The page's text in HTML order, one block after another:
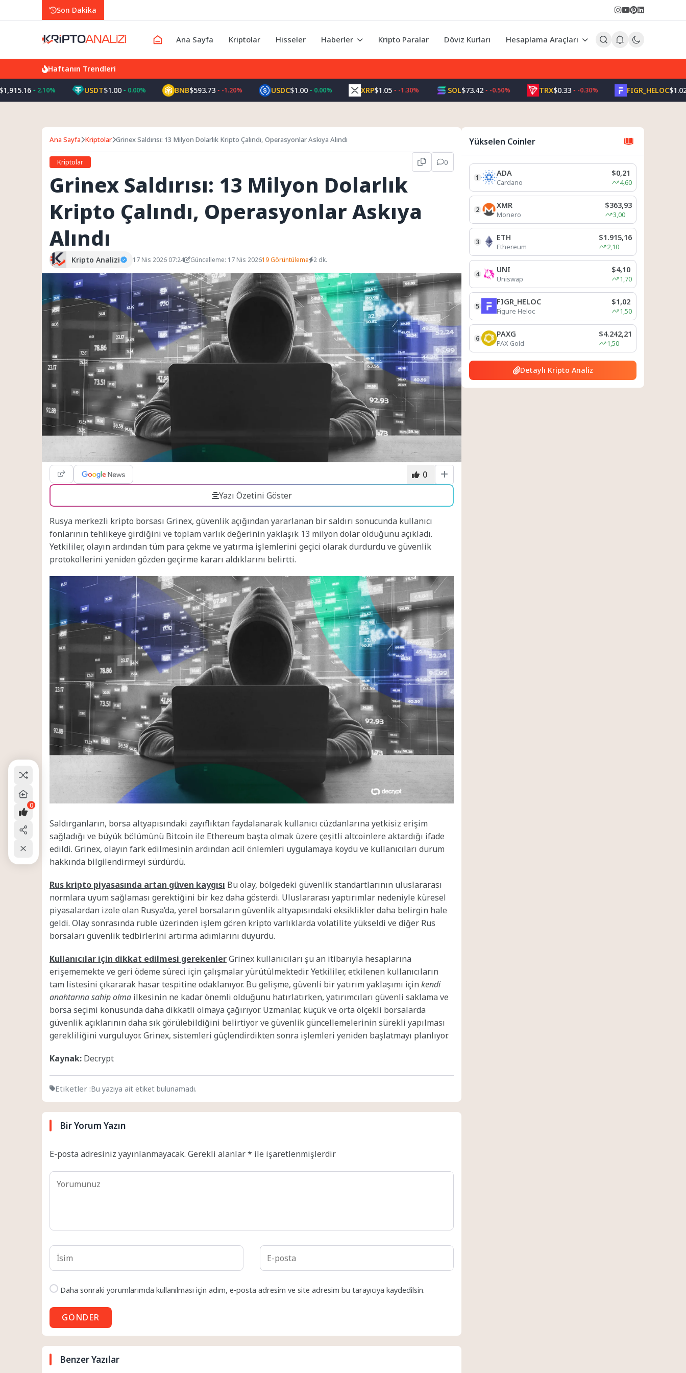
Son Dakika
Ana Sayfa Kriptolar Hisseler Haberler Kripto Paralar Döviz Kurları Hesaplama Araçları
Haftanın Trendleri
2.10% USDT$1.00 0.00% BNB$593.73 -1.20% USDC$1.00 0.00% $1.05 -1.30% SOL$73.42 -0.50% TRX$0.33 -0.30% FIGR_HELOC $1.02
Ana Sayfa Kriptolar Grinex Saldırısı: 13 Milyon Dolarlık Kripto Çalındı, Operasyonlar Askıya Alındı
Kriptolar 0
Grinex Saldırısı: 13 Milyon Dolarlık
Kripto Çalındı, Operasyonlar Askıya
Alındı
Kripto Analizi 17 Nis 2026 07:24 Güncelleme: 17 Nis 202619 Görüntüleme 2 dk.
0
Yazı Özetini Göster
Rusya merkezli kripto borsası Grinex, güvenlik açığından yararlanan bir saldırı sonucunda kullanıcı
fonlarının tehlikeye girdiğini ve toplam varlık değerinin yaklaşık 13 milyon dolar olduğunu açıkladı.
Yetkililer, olayın ardından tüm para çekme ve yatırma işlemlerini geçici olarak durdurdu ve güvenlik
protokollerini yeniden gözden geçirme kararı aldıklarını belirtti.
Saldırganların, borsa altyapısındaki zayıflıktan faydalanarak kullanıcı cüzdanlarına yetkisiz erişim
sağladığı ve büyük bölümünü Bitcoin ile Ethereum başta olmak üzere çeşitli altcoinlere aktardığı ifade
edildi. Grinex, olayın fark edilmesinin ardından acil önlemleri uygulamaya koydu ve kullanıcıları durum
hakkında bilgilendirmeyi sürdürdü.
Rus kripto piyasasında artan güven kaygısı Bu olay, bölgedeki güvenlik standartlarının uluslararası
normlara uyum sağlaması gerektiğini bir kez daha gösterdi. Uluslararası yaptırımlar nedeniyle küresel
piyasalardan izole olan Rusya’da, yerel borsaların güvenlik altyapısındaki eksiklikler daha belirgin hale
geldi. Olay sonrasında ruble üzerinden işlem gören kripto varlıklarda volatilite yükseldi ve diğer Rus
borsaları güvenlik tedbirlerini artırma adımlarını duyurdu.
Kullanıcılar için dikkat edilmesi gerekenlerGrinex kullanıcıları şu an itibarıyla hesaplarına
erişememekte ve geri ödeme süreci için çalışmalar yürütülmektedir. Yetkililer, etkilenen kullanıcıların
tam listesini çıkararak hasar tespitine odaklanıyor. Bu gelişme, güvenli bir yatırım yaklaşımı içinkendi
anahtarına sahip olma ilkesinin ne kadar önemli olduğunu hatırlatırken, yatırımcıları güvenli saklama ve
borsa seçimi konusunda daha dikkatli olmaya çağırıyor. Uzmanlar, küçük ve orta ölçekli borsalarda
güvenlik açıklarının daha sık görülebildiğini belirtiyor ve güvenlik güncellemelerinin sürekli yapılması
gerekliliğini vurguluyor. Grinex, sistemleri güçlendirdikten sonra işlemleri yeniden başlatmayı planlıyor.
Kaynak: Decrypt
Etiketler :Bu yazıya ait etiket bulunamadı.
Bir Yorum Yazın
E-posta adresiniz yayınlanmayacak. Gerekli alanlar* ile işaretlenmişlerdir
Daha sonraki yorumlarımda kullanılması için adım, e-posta adresim ve site adresim bu tarayıcıya kaydedilsin.
GÖNDER
Benzer Yazılar
Yükselen Coinler
1 ADA
Cardano
$0,21
4,60
2 XMR
Monero
$363,93
3,00
3 ETH
Ethereum
$1.915,16
2,10
4 UNI
Uniswap
$4,10
1,70
5 FIGR_HELOC
Figure Heloc
$1,02
1,50
6 PAXG
PAX Gold
$4.242,21
1,50
Detaylı Kripto Analiz
0